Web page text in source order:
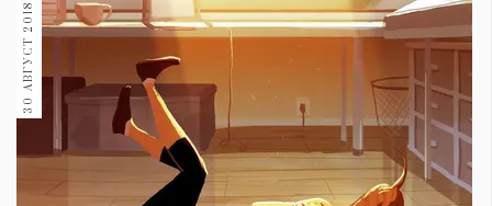
30 АВГУСТ 2018